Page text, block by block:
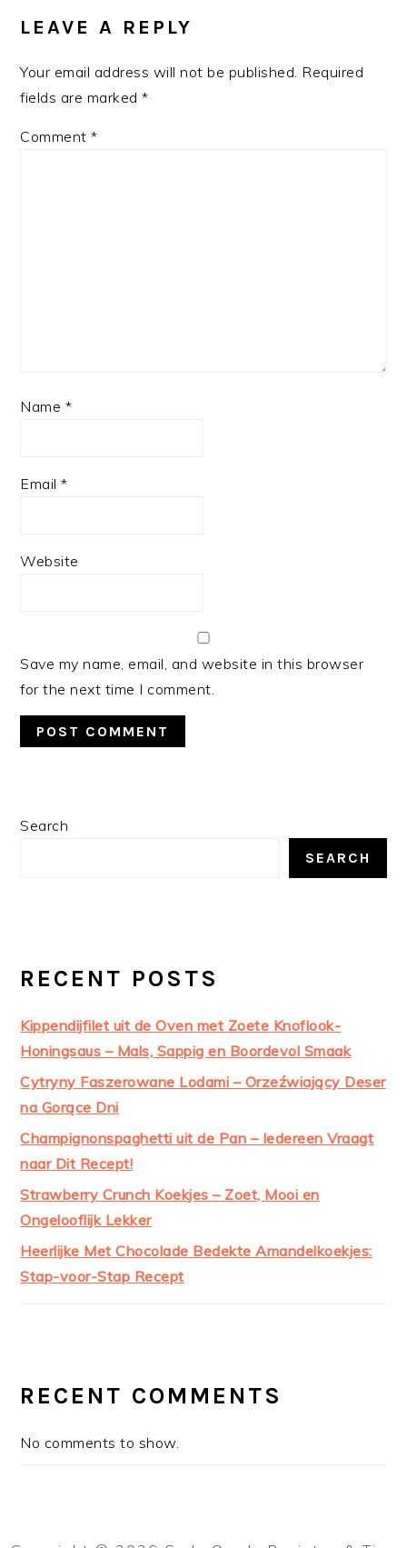
INTERACTIONS
LEAVE A REPLY
Your email address will not be published. Required
fields are marked*
Comment*
Name *
Email*
Website
Save my name, email, and website in this browser
for the next time I comment.
PRIMARY
Search
SEARCH
RECENT POSTS
Kippendijfilet uit de Oven met Zoete Knoflook-
Honingsaus – Mals, Sappig en Boordevol Smaak
Cytryny Faszerowane Lodami – Orzeźwiający Deser
na Gorące Dni
Champignonspaghetti uit de Pan – Iedereen Vraagt
naar Dit Recept!
Strawberry Crunch Koekjes – Zoet, Mooi en
Ongelooflijk Lekker
Heerlijke Met Chocolade Bedekte Amandelkoekjes:
Stap-voor-Stap Recept
RECENT COMMENTS
No comments to show.